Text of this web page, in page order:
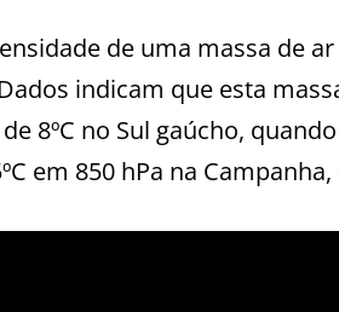
de uma massa de
indicam que esta
8ºC no Sul gaúcho,
em 850 hPa na